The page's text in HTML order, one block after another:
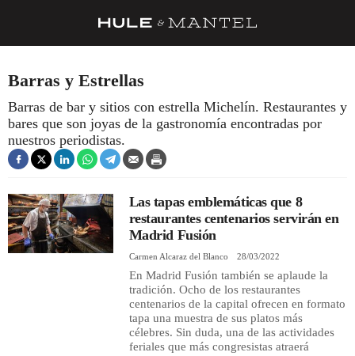
DESPENSA
BARRAS Y ESTRELLAS
ÍDOLOS DE MESAS
CUADERNO DE VIAJE
Barras y Estrellas
Barras de bar y sitios con estrella Michelín. Restaurantes y
bares que son joyas de la gastronomía encontradas por
nuestros periodistas.
Las tapas emblemáticas que 8
restaurantes centenarios servirán en
Madrid Fusión
Carmen Alcaraz del Blanco 28/03/2022
En Madrid Fusión también se aplaude la
tradición. Ocho de los restaurantes
centenarios de la capital ofrecen en formato
tapa una muestra de sus platos más
célebres. Sin duda, una de las actividades
feriales que más congresistas atraerá